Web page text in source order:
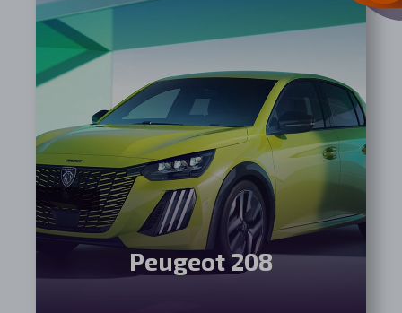
Peugeot 208